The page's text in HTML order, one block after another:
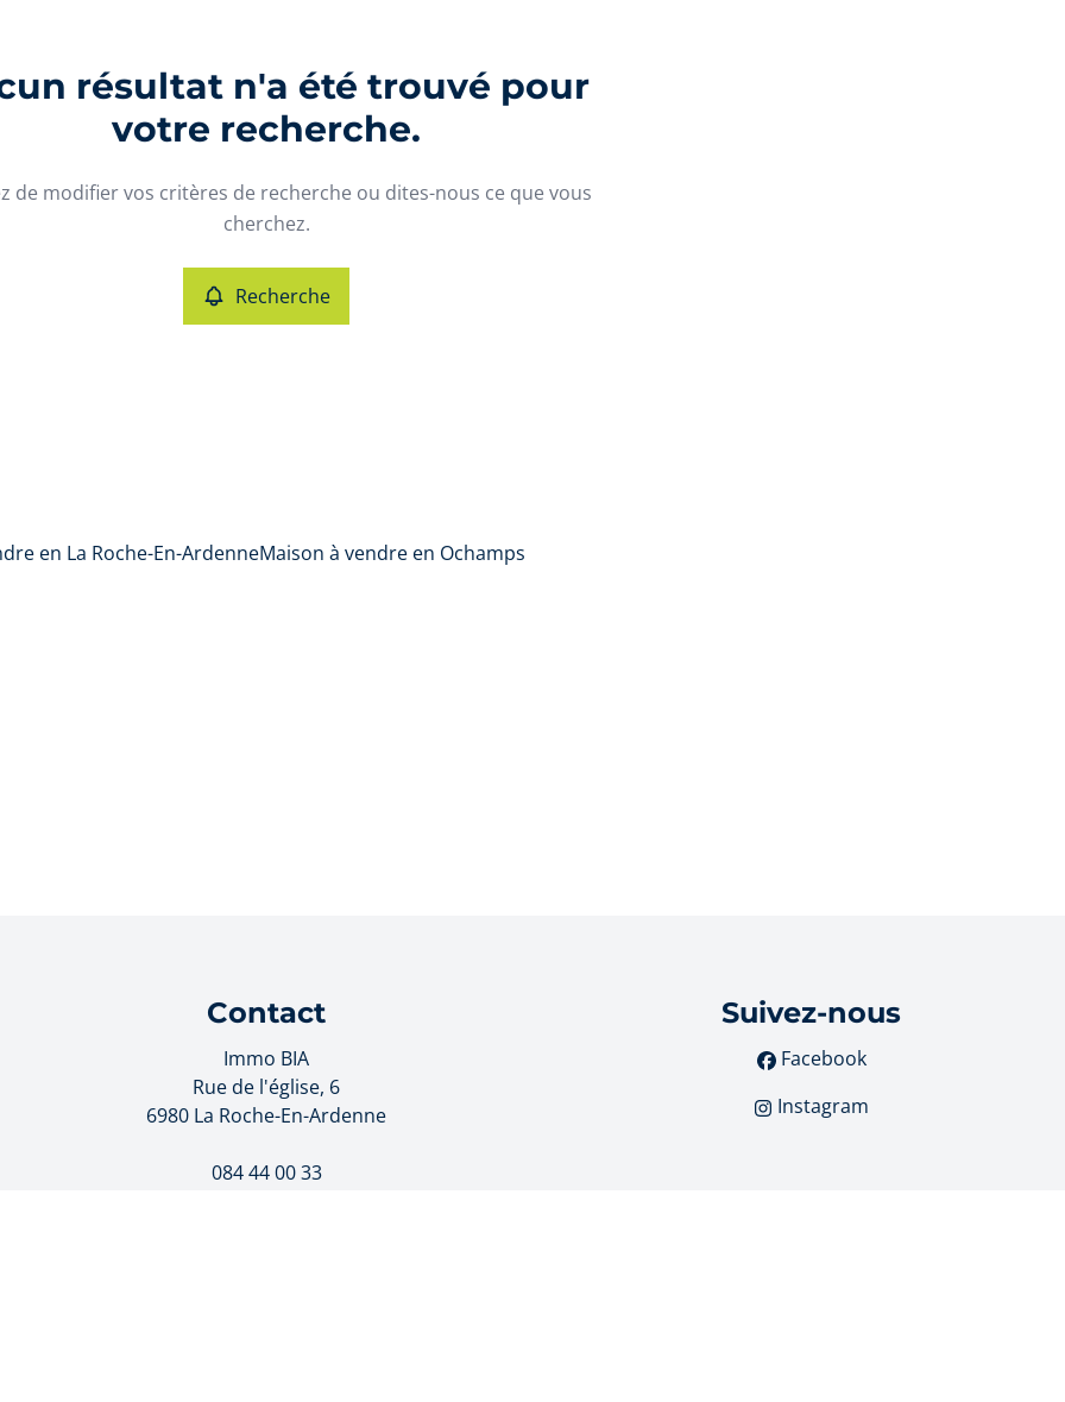
résultat n'a été trouvé pour
votre recherche.
de modifier vos critères de recherche ou dites-nous ce que vous
cherchez.
Recherche
en La Roche-En-ArdenneMaison à vendre en Ochamps
Contact
Immo BIA
Rue de l'église, 6
6980 La Roche-En-Ardenne
084 44 00 33
Suivez-nous
Facebook
Instagram